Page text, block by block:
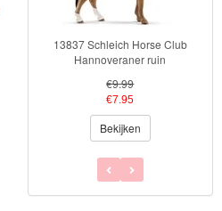
13837 Schleich Horse Club
Hannoveraner ruin
€9.99
€7.95
Bekijken